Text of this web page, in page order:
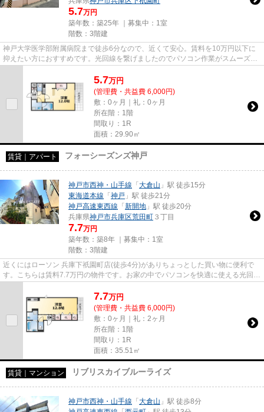
5.7万円
築年数：築25年 ｜募集中： 1室
階数：3階建
神戸大学医学部附属病院まで徒歩6分なので、近くて安心。賃料を10万円以下に
抑えたい方におすすめです。光回線を繋げましたのでパソコン作業がスムーズで
5.7万円
(管理費・共益費 6,000円)
敷：0ヶ月｜礼：0ヶ月
所在階：1階
間取り：1R
面積：29.90㎡
賃貸｜アパート フォーシーズンズ神戸
神戸市西神・山手線 「 大倉山 」駅 徒歩15分
東海道本線 「 神戸 」駅 徒歩21分
神戸高速東西線 「 新開地 」駅 徒歩20分
兵庫県神戸市兵庫区荒田町 ３丁目
7.7万円
築年数：築8年 ｜募集中： 1室
階数：3階建
近くにはローソン 兵庫下祇園町店(徒歩4分)がありちょっとした買い物に便利で
す。こちらは賃料7.7万円の物件です。お家の中でパソコンを快適に使える光回線
7.7万円
(管理費・共益費 6,000円)
敷：0ヶ月｜礼：2ヶ月
所在階：1階
間取り：1R
面積：35.51㎡
賃貸｜マンション リブリスカイブルーライズ
神戸市西神・山手線 「 大倉山 」駅 徒歩8分